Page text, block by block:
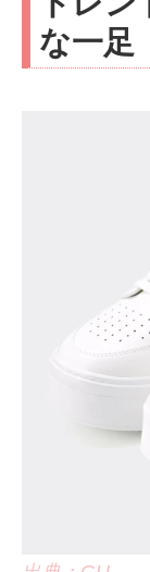
な一足